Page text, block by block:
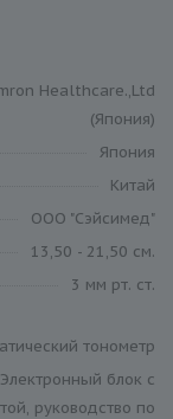
Healthcare.,Ltd
(Япония)
Япония
Китай
ООО "Сэйсимед"
13,50 - 21,50 см.
3 мм рт. ст.
тонометр
Электронный блок с
руководство по